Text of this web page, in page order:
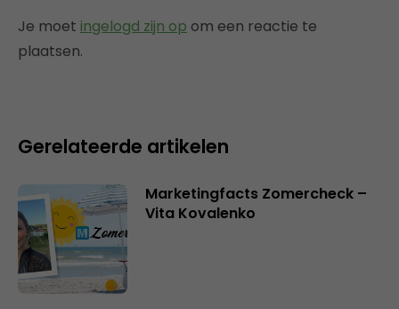
Je moet ingelogd zijn op om een reactie te
plaatsen.
Gerelateerde artikelen
Marketingfacts Zomercheck –
Vita Kovalenko